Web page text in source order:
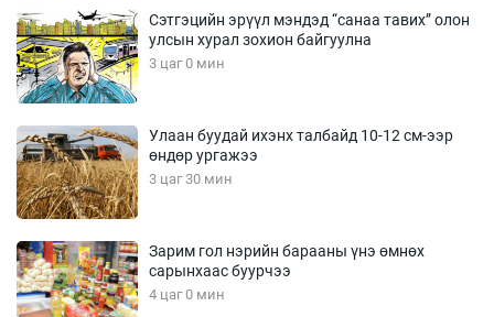
Сэтгэцийн эрүүл мэндэд “санаа тавих” олон
улсын хурал зохион байгуулна
3 цаг 0 мин
Улаан буудай ихэнх талбайд 10-12 см-ээр
өндөр ургажээ
3 цаг 30 мин
Зарим гол нэрийн барааны үнэ өмнөх
сарынхаас буурчээ
4 цаг 0 мин